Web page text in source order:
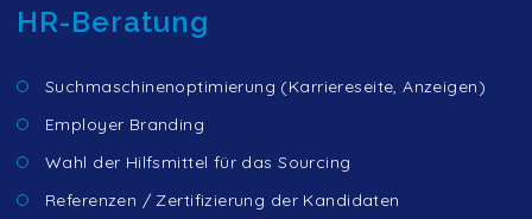
HR-Beratung
Suchmaschinenoptimierung (Karriereseite, Anzeigen)
Employer Branding
Wahl der Hilfsmittel für das Sourcing
Referenzen / Zertifizierung der Kandidaten